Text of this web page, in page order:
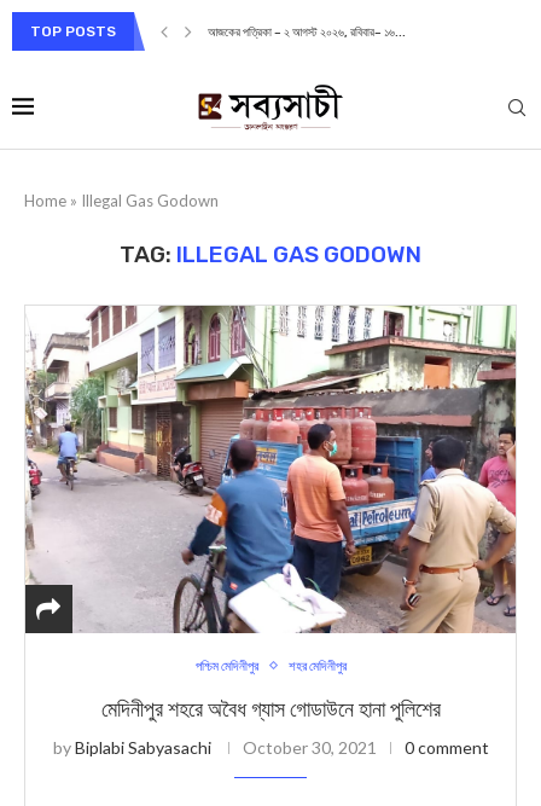
TOP POSTS আজকের পত্রিকা – ২ আগস্ট ২০২৬, রবিবার– ১৬...
Home » Illegal Gas Godown
TAG: ILLEGAL GAS GODOWN
পশ্চিম মেদিনীপুর শহর মেদিনীপুর
মেদিনীপুর শহরে অবৈধ গ্যাস গোডাউনে হানা পুলিশের
byBiplabi Sabyasachi October 30, 2021 0 comment